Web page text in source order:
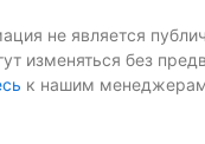
не является
изменяться без
к нашим